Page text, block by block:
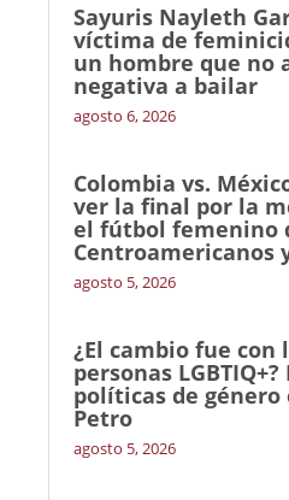
Sayuris Nayleth
víctima de
un hombre que no
negativa a bailar
agosto 6, 2026
Colombia vs.
ver la final por la
el fútbol femenino
Centroamericanos
agosto 5, 2026
¿El cambio fue con
personas
políticas de
Petro
agosto 5, 2026